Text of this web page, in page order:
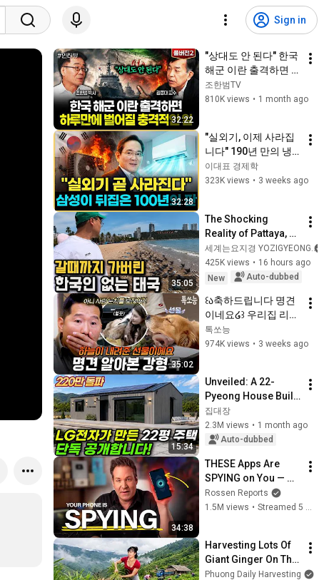
Sign in
32:22
"상대도 안 된다" 한국
해군 이란 출격하면
하루만에 벌어질 충격
적인 일 | 김종대 교수
조한범TV
810K views • 1 month ago
32:28
"실외기, 이제 사라집
니다" 190년 만의 냉
각 혁명, 미국·일본이
못 푼 걸 삼성이 해냈
이대표 경제학
323K views • 3 weeks ago
35:05
The Shocking
Reality of Pattaya,
Thailand, Where
Korean Tourists
Have Disappeared
세계는요지경 YOZIGYEONG
425K views • 16 hours ago
New
Auto-dubbed
35:02
꒰ა축하드립니다 명견
이네요໒꒱ 우리집 리트
리버가 개만 물었던
이유💥명견 알아본 강
톡쏘능
974K views • 3 weeks ago
15:34
Unveiled: A 22-
Pyeong House Built
by LG Electronics,
Even Equipped with
Solar Panels! What
집대장
2.3M views • 1 month ago
Auto-dubbed
34:38
THESE Apps Are
SPYING on You —
Shut Them Off NOW!
Rossen Reports
1.5M views •
Harvesting Lots Of
Giant Ginger On The
High Hills | Full
Phuong Daily Harvesting